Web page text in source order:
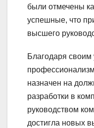
были отмечены
успешные, что
высшего
Благодаря своим
назначен на
разработки в
руководством
достигла новых